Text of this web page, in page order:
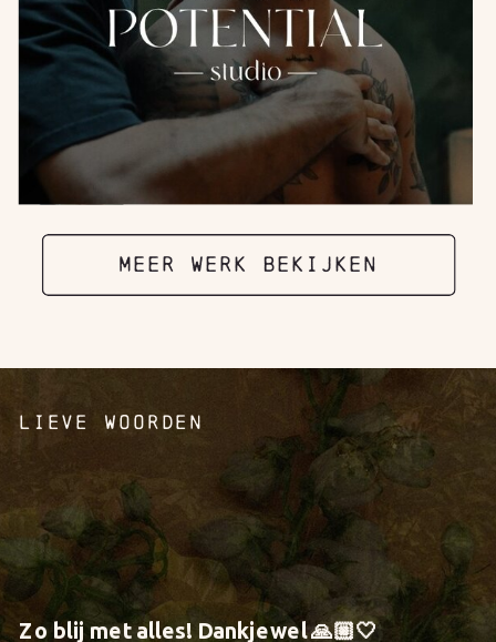
MEER WERK BEKIJKEN
“She turned our dream for The Kynd Space
into physical reality, beyond our already
highly impressed expectations.”
LIEVE WOORDEN